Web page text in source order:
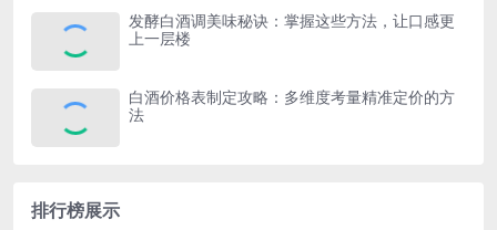
发酵白酒调美味秘诀：掌握这些方法，让口感更
上一层楼
白酒价格表制定攻略：多维度考量精准定价的方
法
排行榜展示